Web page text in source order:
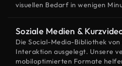
visuellen Bedarf in wenigen
Soziale Medien &
Die Social-Media-Bibliothek
Interaktion ausgelegt. Unsere
mobiloptimierten Formate